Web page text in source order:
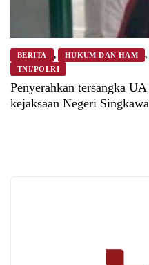
BERITA , HUKUM DAN HAM ,
TNI/POLRI
10 September 2025
Penyerahkan tersangka
kejaksaan Negeri